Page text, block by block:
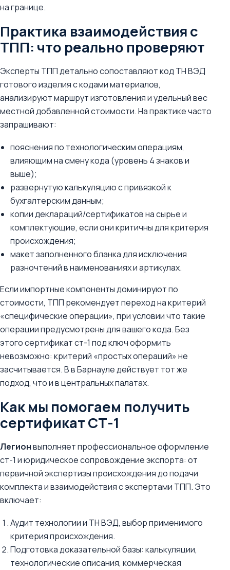
на границе.
Практика взаимодействия с
ТПП: что реально проверяют
Эксперты ТПП детально сопоставляют код ТН ВЭД
готового изделия с кодами материалов,
анализируют маршрут изготовления и удельный вес
местной добавленной стоимости. На практике часто
запрашивают:
пояснения по технологическим операциям,
влияющим на смену кода (уровень 4 знаков и
выше);
развернутую калькуляцию с привязкой к
бухгалтерским данным;
копии деклараций/сертификатов на сырье и
комплектующие, если они критичны для критерия
происхождения;
макет заполненного бланка для исключения
разночтений в наименованиях и артикулах.
Если импортные компоненты доминируют по
стоимости, ТПП рекомендует переход на критерий
«специфические операции», при условии что такие
операции предусмотрены для вашего кода. Без
этого сертификат ст-1 под ключ оформить
невозможно: критерий «простых операций» не
засчитывается. В в Барнауле действует тот же
подход, что и в центральных палатах.
Как мы помогаем получить
сертификат СТ-1
Легионвыполняет профессиональное оформление
ст-1 и юридическое сопровождение экспорта: от
первичной экспертизы происхождения до подачи
комплекта и взаимодействия с экспертами ТПП. Это
включает:
Аудит технологии и ТН ВЭД, выбор применимого
критерия происхождения.
Подготовка доказательной базы: калькуляции,
технологические описания, коммерческая